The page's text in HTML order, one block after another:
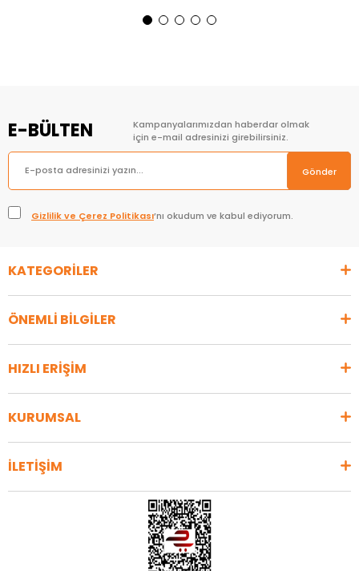
E-BÜLTEN
Kampanyalarımızdan haberdar olmak
için e-mail adresinizi girebilirsiniz.
Gönder
Gizlilik ve Çerez Politikası’nı okudum ve kabul ediyorum.
KATEGORİLER
ÖNEMLİ BİLGİLER
HIZLI ERİŞİM
KURUMSAL
İLETİŞİM